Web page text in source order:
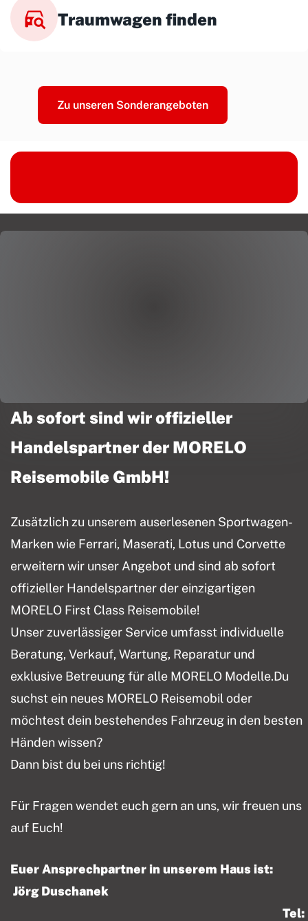
Traumwagen finden
Zu unseren Sonderangeboten
Ab sofort sind wir offizieller
Handelspartner der MORELO
Reisemobile GmbH!
Zusätzlich zu unserem auserlesenen Sportwagen-
Marken wie Ferrari, Maserati, Lotus und Corvette
erweitern wir unser Angebot und sind ab sofort
offizieller Handelspartner der einzigartigen
MORELO First Class Reisemobile!
Unser zuverlässiger Service umfasst individuelle
Beratung, Verkauf, Wartung, Reparatur und
exklusive Betreuung für alle MORELO Modelle.Du
suchst ein neues MORELO Reisemobil oder
möchtest dein bestehendes Fahrzeug in den besten
Händen wissen?
Dann bist du bei uns richtig!
Für Fragen wendet euch gern an uns, wir freuen uns
auf Euch!
Euer Ansprechpartner in unserem Haus ist:
Jörg Duschanek
Tel: